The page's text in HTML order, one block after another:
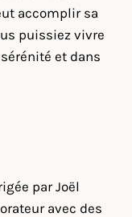
accomplir sa
puissiez vivre
et dans
par Joël
avec des